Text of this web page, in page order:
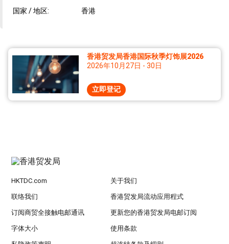
国家 / 地区:
香港
香港贸发局香港国际秋季灯饰展2026
2026年10月27日 - 30日
立即登记
HKTDC.com 关于我们
联络我们 香港贸发局流动应用程式
订阅商贸全接触电邮通讯 更新您的香港贸发局电邮订阅
字体大小 使用条款